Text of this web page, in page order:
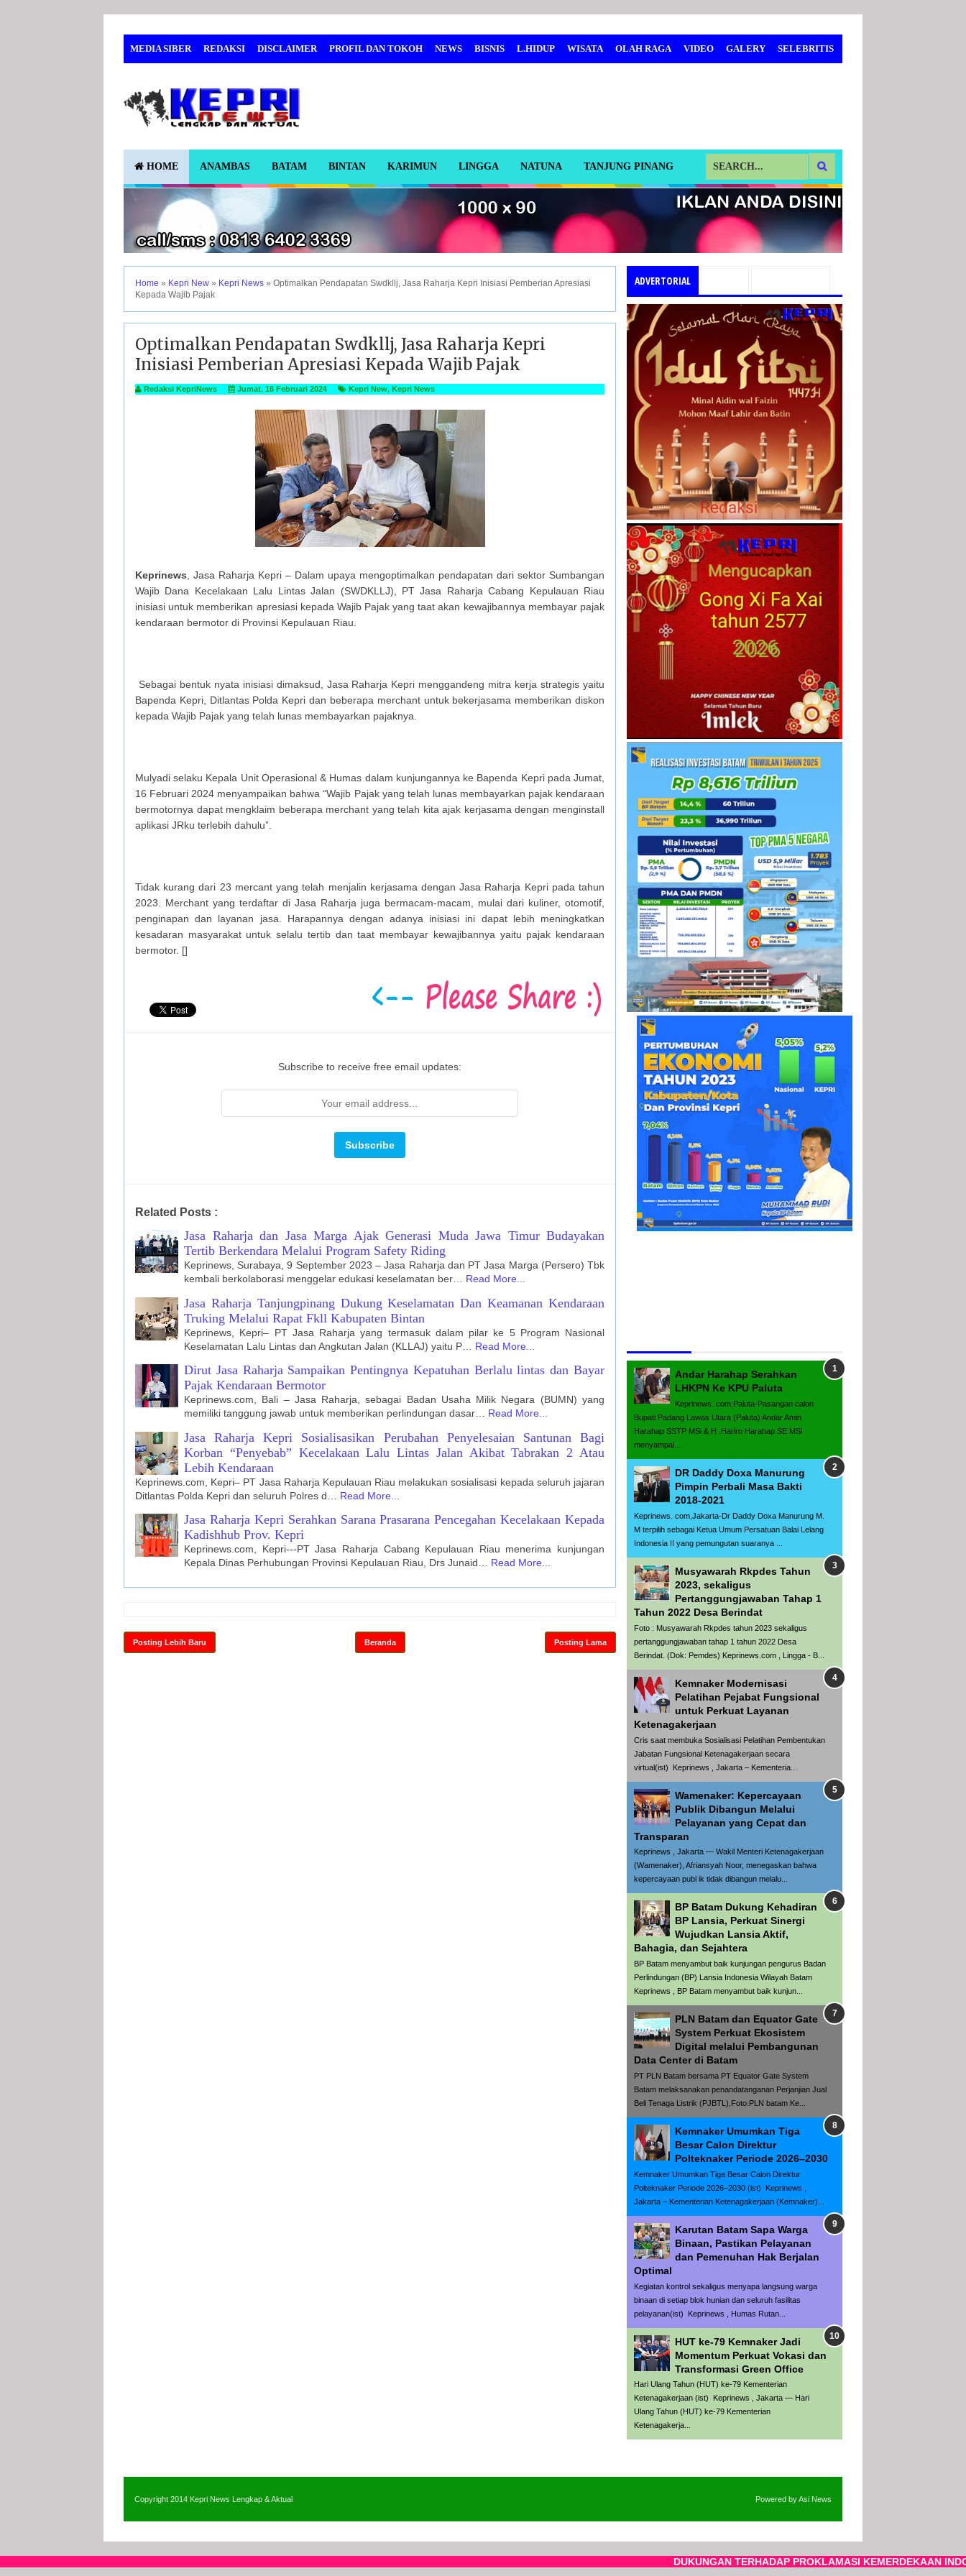
MEDIA SIBER REDAKSI DISCLAIMER PROFIL DAN TOKOH NEWS BISNIS L.HIDUP WISATA OLAH RAGA VIDEO GALERY SELEBRITIS
HOME ANAMBAS BATAM BINTAN KARIMUN LINGGA NATUNA TANJUNG PINANG
Home » Kepri New » Kepri News » Optimalkan Pendapatan Swdkllj, Jasa Raharja Kepri Inisiasi Pemberian Apresiasi
Kepada Wajib Pajak
Optimalkan Pendapatan Swdkllj, Jasa Raharja Kepri
Inisiasi Pemberian Apresiasi Kepada Wajib Pajak
Redaksi KepriNews Jumat, 16 Februari 2024 Kepri New, Kepri News
Keprinews , Jasa Raharja Kepri – Dalam upaya mengoptimalkan pendapatan dari sektor Sumbangan
Wajib Dana Kecelakaan Lalu Lintas Jalan (SWDKLLJ), PT Jasa Raharja Cabang Kepulauan Riau
inisiasi untuk memberikan apresiasi kepada Wajib Pajak yang taat akan kewajibannya membayar pajak
kendaraan bermotor di Provinsi Kepulauan Riau.
Sebagai bentuk nyata inisiasi dimaksud, Jasa Raharja Kepri menggandeng mitra kerja strategis yaitu
Bapenda Kepri, Ditlantas Polda Kepri dan beberapa merchant untuk bekerjasama memberikan diskon
kepada Wajib Pajak yang telah lunas membayarkan pajaknya.
Mulyadi selaku Kepala Unit Operasional & Humas dalam kunjungannya ke Bapenda Kepri pada Jumat,
16 Februari 2024 menyampaikan bahwa “Wajib Pajak yang telah lunas membayarkan pajak kendaraan
bermotornya dapat mengklaim beberapa merchant yang telah kita ajak kerjasama dengan menginstall
aplikasi JRku terlebih dahulu”.
Tidak kurang dari 23 mercant yang telah menjalin kerjasama dengan Jasa Raharja Kepri pada tahun
2023. Merchant yang terdaftar di Jasa Raharja juga bermacam-macam, mulai dari kuliner, otomotif,
penginapan dan layanan jasa. Harapannya dengan adanya inisiasi ini dapat lebih meningkatkan
kesadaran masyarakat untuk selalu tertib dan taat membayar kewajibannya yaitu pajak kendaraan
bermotor. []
Subscribe to receive free email updates:
Related Posts :
Jasa Raharja dan Jasa Marga Ajak Generasi Muda Jawa Timur Budayakan
Tertib Berkendara Melalui Program Safety Riding
Keprinews, Surabaya, 9 September 2023 – Jasa Raharja dan PT Jasa Marga (Persero) Tbk
kembali berkolaborasi menggelar edukasi keselamatan ber…
Read More...
Jasa Raharja Tanjungpinang Dukung Keselamatan Dan Keamanan Kendaraan
Truking Melalui Rapat Fkll Kabupaten Bintan
Keprinews, Kepri– PT Jasa Raharja yang termasuk dalam pilar ke 5 Program Nasional
Keselamatan Lalu Lintas dan Angkutan Jalan (KLLAJ) yaitu P…
Read More...
Dirut Jasa Raharja Sampaikan Pentingnya Kepatuhan Berlalu lintas dan Bayar
Pajak Kendaraan Bermotor
Keprinews.com, Bali – Jasa Raharja, sebagai Badan Usaha Milik Negara (BUMN) yang
memiliki tanggung jawab untuk memberikan perlindungan dasar…
Read More...
Jasa Raharja Kepri Sosialisasikan Perubahan Penyelesaian Santunan Bagi
Korban “Penyebab” Kecelakaan Lalu Lintas Jalan Akibat Tabrakan 2 Atau
Lebih Kendaraan
Keprinews.com, Kepri– PT Jasa Raharja Kepulauan Riau melakukan sosialisasi kepada seluruh jajaran
Ditlantas Polda Kepri dan seluruh Polres d…
Read More...
Jasa Raharja Kepri Serahkan Sarana Prasarana Pencegahan Kecelakaan Kepada
Kadishhub Prov. Kepri
Keprinews.com, Kepri---PT Jasa Raharja Cabang Kepulauan Riau menerima kunjungan
Kepala Dinas Perhubungan Provinsi Kepulauan Riau, Drs Junaid…
Read More...
Posting Lebih Baru Posting Lama
Beranda
ADVERTORIAL
Andar Harahap Serahkan
LHKPN Ke KPU Paluta
Keprinews. com,Paluta-Pasangan calon
Bupati Padang Lawas Utara (Paluta) Andar Amin
Harahap SSTP MSi & H .Hariro Harahap SE MSi
menyampai...
DR Daddy Doxa Manurung
Pimpin Perbali Masa Bakti
2018-2021
Keprinews. com,Jakarta-Dr Daddy Doxa Manurung M.
M terpilih sebagai Ketua Umum Persatuan Balai Lelang
Indonesia II yang pemungutan suaranya ...
Musyawarah Rkpdes Tahun
2023, sekaligus
Pertanggungjawaban Tahap 1
Tahun 2022 Desa Berindat
Foto : Musyawarah Rkpdes tahun 2023 sekaligus
pertanggungjawaban tahap 1 tahun 2022 Desa
Berindat. (Dok: Pemdes) Keprinews.com , Lingga - B...
Kemnaker Modernisasi
Pelatihan Pejabat Fungsional
untuk Perkuat Layanan
Ketenagakerjaan
Cris saat membuka Sosialisasi Pelatihan Pembentukan
Jabatan Fungsional Ketenagakerjaan secara
virtual(ist) Keprinews , Jakarta – Kementeria...
Wamenaker: Kepercayaan
Publik Dibangun Melalui
Pelayanan yang Cepat dan
Transparan
Keprinews , Jakarta — Wakil Menteri Ketenagakerjaan
(Wamenaker), Afriansyah Noor, menegaskan bahwa
kepercayaan publ ik tidak dibangun melalu...
BP Batam Dukung Kehadiran
BP Lansia, Perkuat Sinergi
Wujudkan Lansia Aktif,
Bahagia, dan Sejahtera
BP Batam menyambut baik kunjungan pengurus Badan
Perlindungan (BP) Lansia Indonesia Wilayah Batam
Keprinews , BP Batam menyambut baik kunjun...
PLN Batam dan Equator Gate
System Perkuat Ekosistem
Digital melalui Pembangunan
Data Center di Batam
PT PLN Batam bersama PT Equator Gate System
Batam melaksanakan penandatanganan Perjanjian Jual
Beli Tenaga Listrik (PJBTL),Foto:PLN batam Ke...
Kemnaker Umumkan Tiga
Besar Calon Direktur
Polteknaker Periode 2026–2030
Kemnaker Umumkan Tiga Besar Calon Direktur
Polteknaker Periode 2026–2030 (ist) Keprinews ,
Jakarta – Kementerian Ketenagakerjaan (Kemnaker)...
Karutan Batam Sapa Warga
Binaan, Pastikan Pelayanan
dan Pemenuhan Hak Berjalan
Optimal
Kegiatan kontrol sekaligus menyapa langsung warga
binaan di setiap blok hunian dan seluruh fasilitas
pelayanan(ist) Keprinews , Humas Rutan...
HUT ke-79 Kemnaker Jadi
Momentum Perkuat Vokasi dan
Transformasi Green Office
Hari Ulang Tahun (HUT) ke-79 Kementerian
Ketenagakerjaan (ist) Keprinews , Jakarta — Hari
Ulang Tahun (HUT) ke-79 Kementerian
Ketenagakerja...
Copyright 2014 Kepri News Lengkap & Aktual Powered byAsi News
DUKUNGAN TERHADAP PROKLAMASI KEMERDEKAAN